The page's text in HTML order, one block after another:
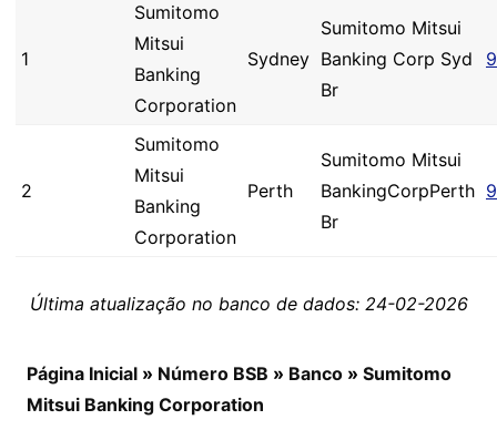
1
Sumitomo
Mitsui
Banking
Corporation
Sydney
Sumitomo Mitsui
Banking Corp Syd
Br
2
Sumitomo
Mitsui
Banking
Corporation
Perth
Sumitomo Mitsui
BankingCorpPerth
Br
Última atualização no banco de dados: 24-02-2026
Página Inicial » Número BSB » Banco » Sumitomo
Mitsui Banking Corporation